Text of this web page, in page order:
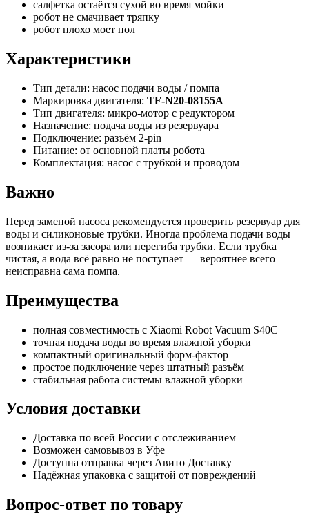
салфетка остаётся сухой во время мойки
робот не смачивает тряпку
робот плохо моет пол
Характеристики
Тип детали: насос подачи воды / помпа
Маркировка двигателя: TF-N20-08155A
Тип двигателя: микро-мотор с редуктором
Назначение: подача воды из резервуара
Подключение: разъём 2-pin
Питание: от основной платы робота
Комплектация: насос с трубкой и проводом
Важно
Перед заменой насоса рекомендуется проверить резервуар для
воды и силиконовые трубки. Иногда проблема подачи воды
возникает из-за засора или перегиба трубки. Если трубка
чистая, а вода всё равно не поступает — вероятнее всего
неисправна сама помпа.
Преимущества
полная совместимость с Xiaomi Robot Vacuum S40C
точная подача воды во время влажной уборки
компактный оригинальный форм-фактор
простое подключение через штатный разъём
стабильная работа системы влажной уборки
Условия доставки
Доставка по всей России с отслеживанием
Возможен самовывоз в Уфе
Доступна отправка через Авито Доставку
Надёжная упаковка с защитой от повреждений
Вопрос-ответ по товару